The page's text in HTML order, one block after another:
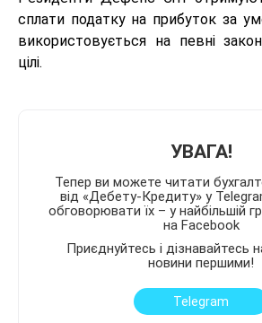
сплати податку на прибуток за
використовується на певні
цілі.
УВАГА!
Тепер ви можете читати
від «Дебету-Кредиту» у
обговорювати їх – у найбільшій
на Facebook
Приєднуйтесь і дізнавайтесь
новини першими!
Telegram